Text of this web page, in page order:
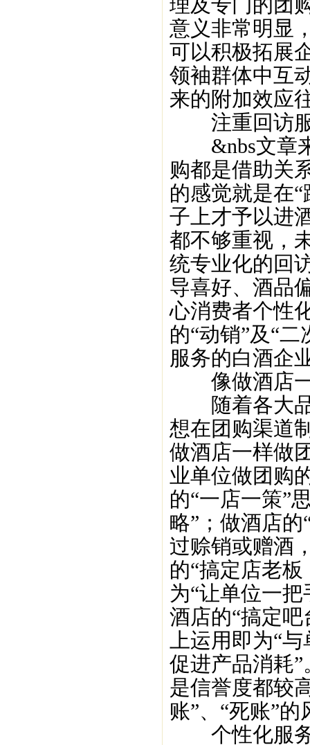
理及专门的团
意义非常明显
可以积极拓展
领袖群体中互
来的附加效应
注重回访
&nbs文章来
购都是借助关
的感觉就是在
子上才予以进
都不够重视，
统专业化的回
导喜好、酒品
心消费者个性
的“动销”及“
服务的白酒企
像做酒店一
随着各大品
想在团购渠道
做酒店一样做
业单位做团购
的“一店一策”
略”；做酒店
过赊销或赠酒
的“搞定店老
为“让单位一
酒店的“搞定
上运用即为“
促进产品消耗
是信誉度都较
账”、“死账”
个性化服